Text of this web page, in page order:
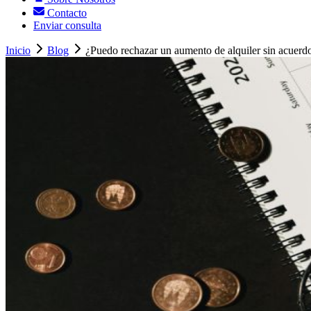
Contacto
Enviar consulta
Inicio Blog ¿Puedo rechazar un aumento de alquiler sin